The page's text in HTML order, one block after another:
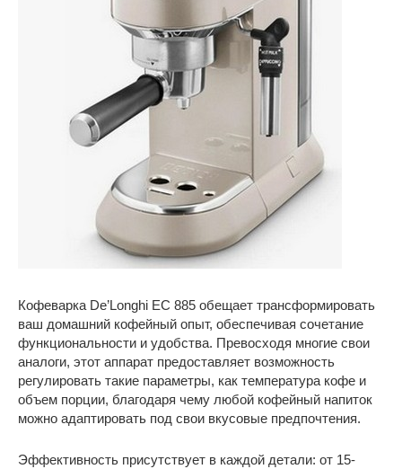
Кофеварка De’Longhi EC 885 обещает трансформировать
ваш домашний кофейный опыт, обеспечивая сочетание
функциональности и удобства. Превосходя многие свои
аналоги, этот аппарат предоставляет возможность
регулировать такие параметры, как температура кофе и
объем порции, благодаря чему любой кофейный напиток
можно адаптировать под свои вкусовые предпочтения.
Эффективность присутствует в каждой детали: от 15-